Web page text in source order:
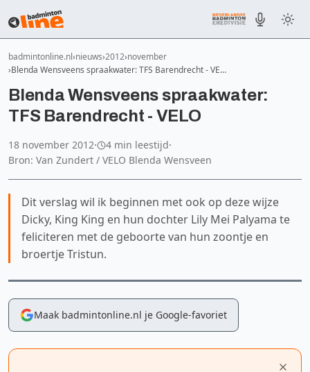
badmintonline.nl nieuws 2012 november
Blenda Wensveens spraakwater: TFS Barendrecht - VE…
Blenda Wensveens spraakwater:
TFS Barendrecht - VELO
18 november 2012· 4 min leestijd·
Bron: Van Zundert / VELO Blenda Wensveen
Dit verslag wil ik beginnen met ook op deze wijze
Dicky, King King en hun dochter Lily Mei Palyama te
feliciteren met de geboorte van hun zoontje en
broertje Tristun.
Maak badmintonline.nl je Google-favoriet